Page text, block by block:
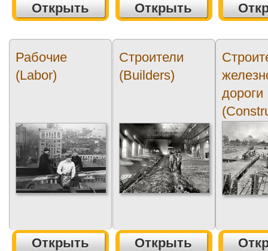
Открыть Открыть
Рабочие
(Labor)
Открыть
Строители
(Builders)
Открыть
дороги
of the...